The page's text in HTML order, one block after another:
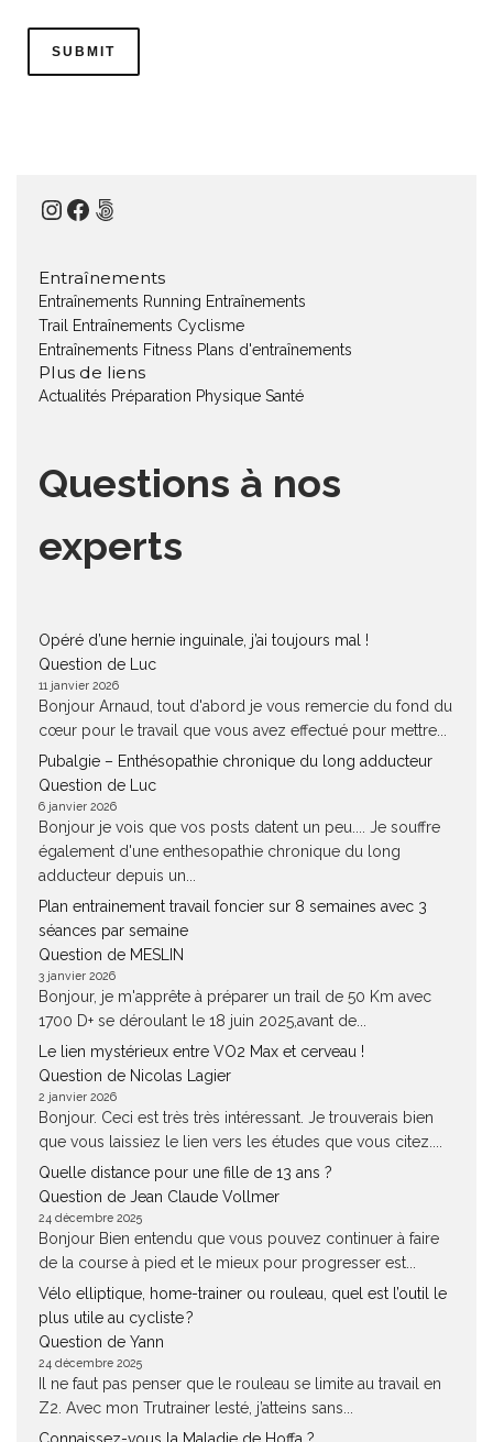
Instagram
Facebook
500px
Entraînements
Entraînements Running Entraînements
Trail
Entraînements Cyclisme
Entraînements Fitness Plans d'entraînements
Plus de liens
Actualités Préparation Physique Santé
Questions à nos
experts
Opéré d’une hernie inguinale, j’ai toujours mal !
Question de Luc
11 janvier 2026
Bonjour Arnaud, tout d'abord je vous remercie du fond du
cœur pour le travail que vous avez effectué pour mettre...
Pubalgie – Enthésopathie chronique du long adducteur
Question de Luc
6 janvier 2026
Bonjour je vois que vos posts datent un peu.... Je souffre
également d'une enthesopathie chronique du long
adducteur depuis un...
Plan entrainement travail foncier sur 8 semaines avec 3
séances par semaine
Question de MESLIN
3 janvier 2026
Bonjour, je m'apprête à préparer un trail de 50 Km avec
1700 D+ se déroulant le 18 juin 2025,avant de...
Le lien mystérieux entre VO2 Max et cerveau !
Question de Nicolas Lagier
2 janvier 2026
Bonjour. Ceci est très très intéressant. Je trouverais bien
que vous laissiez le lien vers les études que vous citez....
Quelle distance pour une fille de 13 ans ?
Question de Jean Claude Vollmer
24 décembre 2025
Bonjour Bien entendu que vous pouvez continuer à faire
de la course à pied et le mieux pour progresser est...
Vélo elliptique, home-trainer ou rouleau, quel est l’outil le
plus utile au cycliste ?
Question de Yann
24 décembre 2025
Il ne faut pas penser que le rouleau se limite au travail en
Z2. Avec mon Trutrainer lesté, j’atteins sans...